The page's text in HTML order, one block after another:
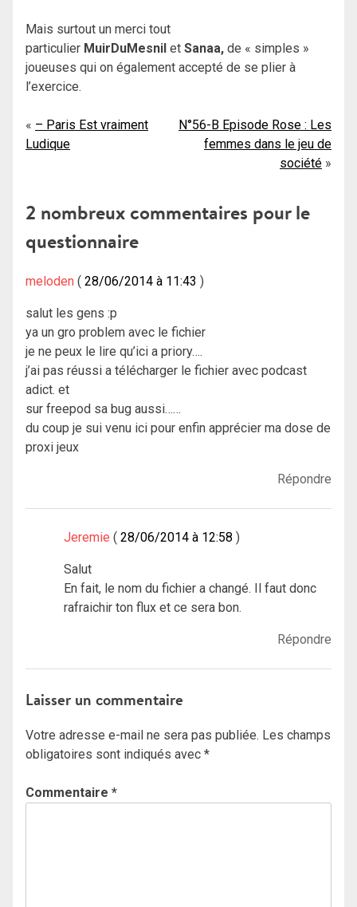
Mais surtout un merci tout
particulier MuirDuMesnil et Sanaa, de « simples »
joueuses qui on également accepté de se plier à
l’exercice.
Navigation
de
– Paris Est vraiment
Ludique
N°56-B Episode Rose : Les
femmes dans le jeu de
société
2 nombreux commentaires pourle
questionnaire
meloden 28/06/2014 à 11:43
salut les gens :p
ya un gro problem avec le fichier
je ne peux le lire qu’ici a priory….
j’ai pas réussi a télécharger le fichier avec podcast
adict. et
sur freepod sa bug aussi……
du coup je sui venu ici pour enfin apprécier ma dose de
proxi jeux
Répondre
Jeremie 28/06/2014 à 12:58
Salut
En fait, le nom du fichier a changé. Il faut donc
rafraichir ton flux et ce sera bon.
Répondre
Laisser un commentaire
Votre adresse e-mail ne sera pas publiée. Les champs
obligatoires sont indiqués avec *
Commentaire *